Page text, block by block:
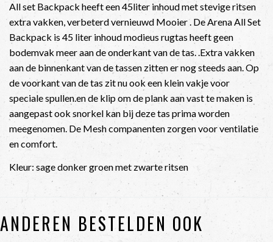
All set Backpack heeft een 45liter inhoud met stevige ritsen
extra vakken, verbeterd vernieuwd Mooier . De Arena All Set
Backpack is 45 liter inhoud modieus rugtas heeft geen
bodemvak meer aan de onderkant van de tas. .Extra vakken
aan de binnenkant van de tassen zitten er nog steeds aan. Op
de voorkant van de tas zit nu ook een klein vakje voor
speciale spullen.en de klip om de plank aan vast te maken is
aangepast ook snorkel kan bij deze tas prima worden
meegenomen. De Mesh companenten zorgen voor ventilatie
en comfort.
Kleur: sage donker groen met zwarte ritsen
ANDEREN BESTELDEN OOK